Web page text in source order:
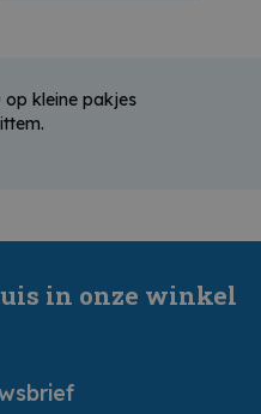
kleine pakjes
in onze winkel